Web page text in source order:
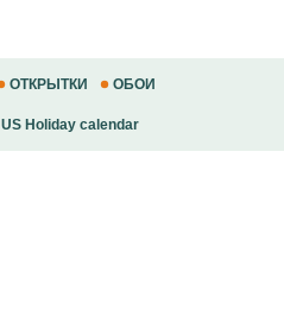
ОТКРЫТКИ ОБОИ
US Holiday calendar